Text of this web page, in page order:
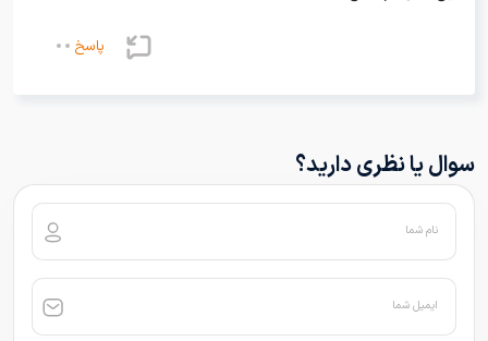
پاسخ
سوال یا نظری دارید؟
نام شما
ایمیل شما